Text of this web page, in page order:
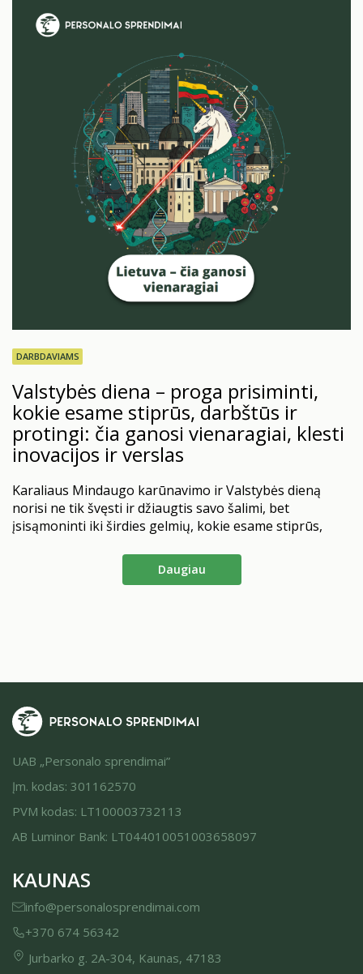
sukrėtimas, nuotolinio darbo perversmai,
automatizacijos ir dirbtinio intelekto sprogimai,
trūkinėjančios tiekimo grandinės, geopolitinės
įtampos, migracijos ir demografiniai pokyčiai, sveikatos
ir klimato krizės…
DARBDAVIAMS
Valstybės diena – proga prisiminti,
kokie esame stiprūs, darbštūs ir
protingi: čia ganosi vienaragiai, klesti
inovacijos ir verslas
Karaliaus Mindaugo karūnavimo ir Valstybės dieną
norisi ne tik švęsti ir džiaugtis savo šalimi, bet
įsisąmoninti iki širdies gelmių, kokie esame stiprūs,
kiek daug esame pasiekę. Keletas statistikos ir faktų tik
stiprina mūsų pasitikėjimą ir leidžia manyti, kad kažką
Daugiau
UAB „Personalo sprendimai”
Įm. kodas: 301162570
PVM kodas: LT100003732113
AB Luminor Bank: LT044010051003658097
KAUNAS
info@personalosprendimai.com
+370 674 56342
Jurbarko g. 2A-304, Kaunas, 47183